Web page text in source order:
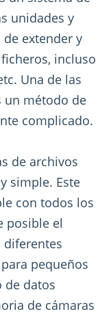
unidades y
extender y
incluso
Una de las
un método de
complicado.
de archivos
simple. Este
con todos los
posible el
pequeños
de datos
de cámaras